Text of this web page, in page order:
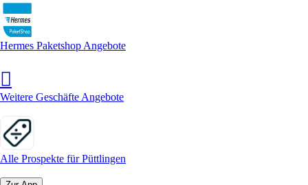
Hermes Paketshop Angebote
Weitere Geschäfte Angebote
Alle Prospekte für Püttlingen